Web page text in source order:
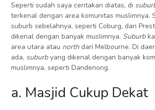
Seperti sudah saya ceritakan diatas, di
terkenal dengan area komunitas muslimnya.
suburb sebelahnya, seperti Coburg, dan
dikenal dengan banyak muslimnya. Suburb
area utara atau north dari Melbourne. Di
ada, suburbyang dikenal dengan banyak
muslimnya, seperti Dandenong.
a. Masjid Cukup Dekat